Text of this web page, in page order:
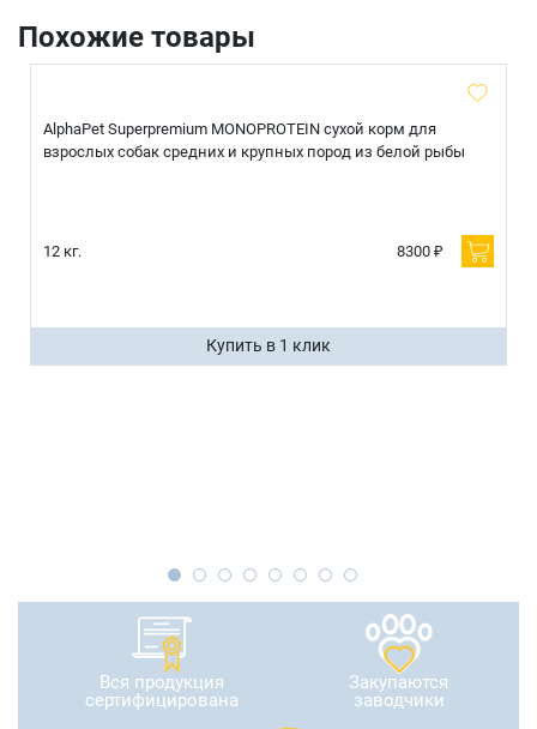
Похожие товары
AlphaPet Superpremium MONOPROTEIN сухой корм для
взрослых собак средних и крупных пород из белой рыбы
12 кг. 8300 ₽
Купить в 1 клик
Вся продукция
сертифицирована
Закупаются
заводчики